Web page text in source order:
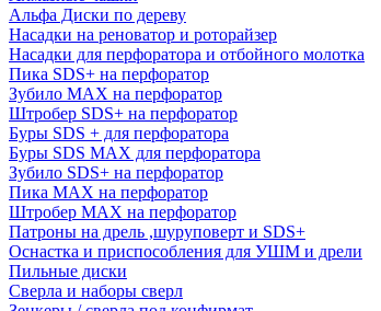
Альфа Диски по дереву
Насадки на реноватор и роторайзер
Насадки для перфоратора и отбойного молотка
Пика SDS+ на перфоратор
Зубило MAX на перфоратор
Штробер SDS+ на перфоратор
Буры SDS + для перфоратора
Буры SDS MAX для перфоратора
Зубило SDS+ на перфоратор
Пика MAX на перфоратор
Штробер MAX на перфоратор
Патроны на дрель ,шуруповерт и SDS+
Оснастка и приспособления для УШМ и дрели
Пильные диски
Сверла и наборы сверл